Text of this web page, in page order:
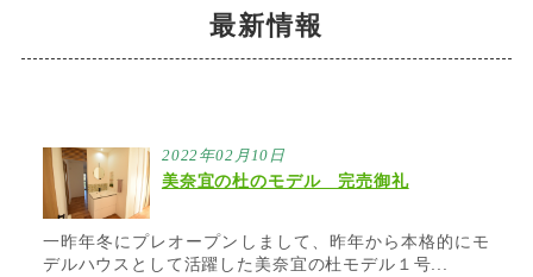
求人情報
最新情報
2022年02月10日
美奈宜の杜のモデル 完売御礼
一昨年冬にプレオープンしまして、昨年から本格的にモ
デルハウスとして活躍した美奈宜の杜モデル１号...